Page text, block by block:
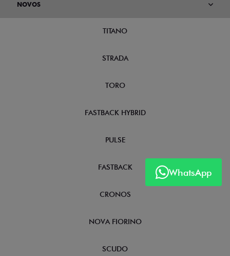
WhatsApp
NOVOS
TITANO
STRADA
TORO
FASTBACK HYBRID
PULSE
FASTBACK
CRONOS
NOVA FIORINO
SCUDO